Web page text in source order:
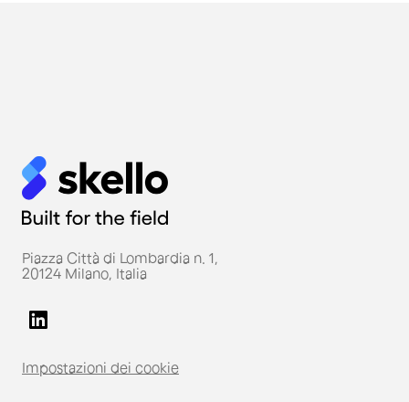
Piazza Città di Lombardia n. 1,
20124 Milano, Italia
Impostazioni dei cookie